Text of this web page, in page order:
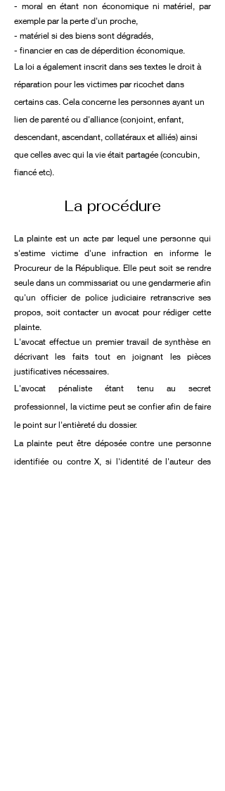
- moral en étant non économique ni matériel, par
exemple par la perte d'un proche,
- matériel si des biens sont dégradés,
- financier en cas de déperdition économique.
La loi a également inscrit dans ses textes le droit à
réparation pour les victimes par ricochet dans
certains cas. Cela concerne les personnes ayant un
lien de parenté ou d'alliance (conjoint, enfant,
descendant, ascendant, collatéraux et alliés) ainsi
que celles avec qui la vie était partagée (concubin,
fiancé etc).
La procédure
La plainte est un acte par lequel une personne qui
s'estime victime d'une infraction en informe le
Procureur de la République. Elle peut soit se rendre
seule dans un commissariat ou une gendarmerie afin
qu'un officier de police judiciaire retranscrive ses
propos, soit contacter un avocat pour rédiger cette
plainte.
L'avocat effectue un premier travail de synthèse en
décrivant les faits tout en joignant les pièces
justificatives nécessaires.
L'avocat pénaliste étant tenu au secret
professionnel, la victime peut se confier afin de faire
le point sur l'entièreté du dossier.
La plainte peut être déposée contre une personne
identifiée ou contre X, si l'identité de l'auteur des